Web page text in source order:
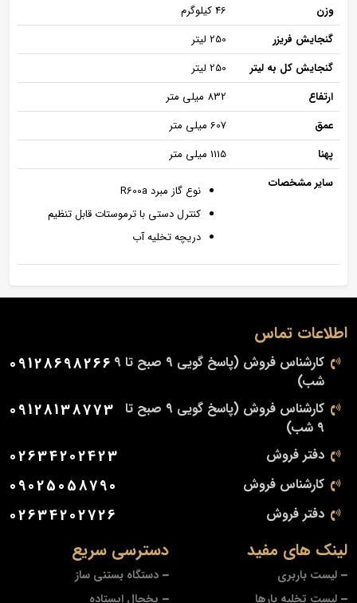
وزن
46 کیلوگرم
گنجایش فریزر
250 لیتر
گنجایش کل به لیتر
250 لیتر
ارتفاع
832 ميلی متر
عمق
607 ميلی متر
پهنا
1115 ميلی متر
سایر مشخصات
نوع گاز مبرد R600a
کنترل دستی با ترموستات قابل تنظیم
دریچه تخلیه آب
دسترسی سریع
دستگاه بستنی ساز
یخچال ایستاده
لینک های مفید
لیست باربری
لیست تخلیه بارها
اطلاعات تماس
کارشناس فروش (پاسخ گویی 9 صبح تا 9
شب)
09128698266
کارشناس فروش (پاسخ گویی 9 صبح تا
9 شب)
09128138773
دفتر فروش 02634202423
کارشناس فروش 09025058790
دفتر فروش 02634202726